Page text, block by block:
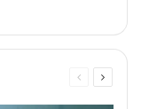
PagePage